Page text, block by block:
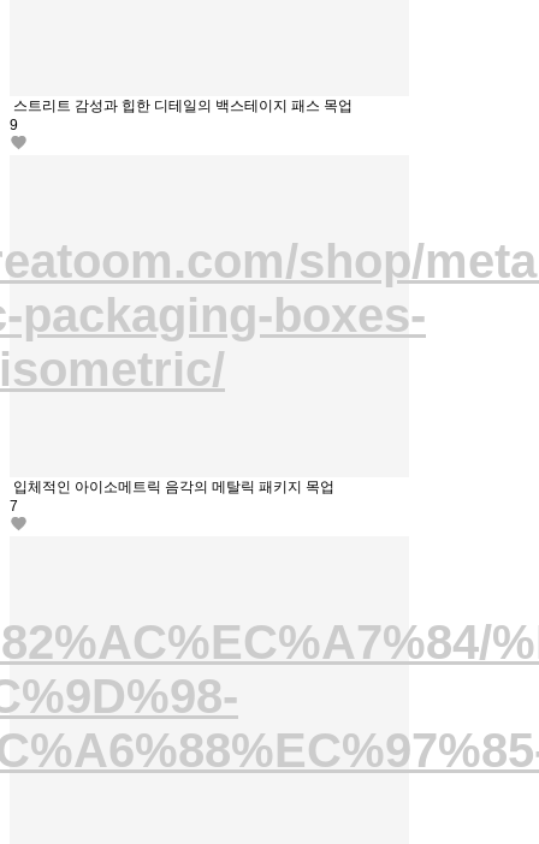
스트리트 감성과 힙한 디테일의 백스테이지 패스 목업
9
shop/
packaging-boxes-
입체적인 아이소메트릭 음각의 메탈릭 패키지 목업
7